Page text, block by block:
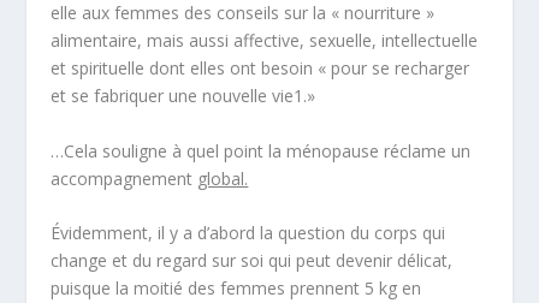
elle aux femmes des conseils sur la « nourriture »
alimentaire, mais aussi affective, sexuelle, intellectuelle
et spirituelle dont elles ont besoin « pour se recharger
et se fabriquer une nouvelle vie1 .»
…Cela souligne à quel point la ménopause réclame un
accompagnement global.
Évidemment, il y a d’abord la question du corps qui
change et du regard sur soi qui peut devenir délicat,
puisque la moitié des femmes prennent 5 kg en